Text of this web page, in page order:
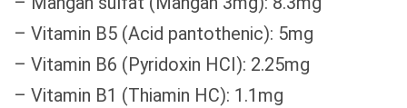
– Vitamin B5 (Acid pantothenic): 5mg
– Vitamin B6 (Pyridoxin HCI): 2.25mg
– Vitamin B1 (Thiamin HC): 1.1mg